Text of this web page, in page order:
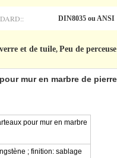
DIN8035 ou ANSI
et de tuile, Peu de
mur en marbre de
pour mur en marbre
; finition: sablage